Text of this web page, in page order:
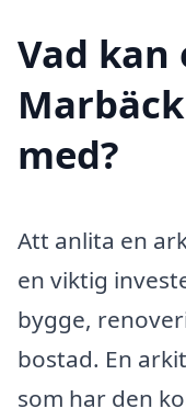
Vad
med?
Att anlita en
en viktig
bygge,
bostad. En
som har den